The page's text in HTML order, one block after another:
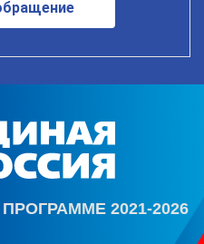
2021-2026